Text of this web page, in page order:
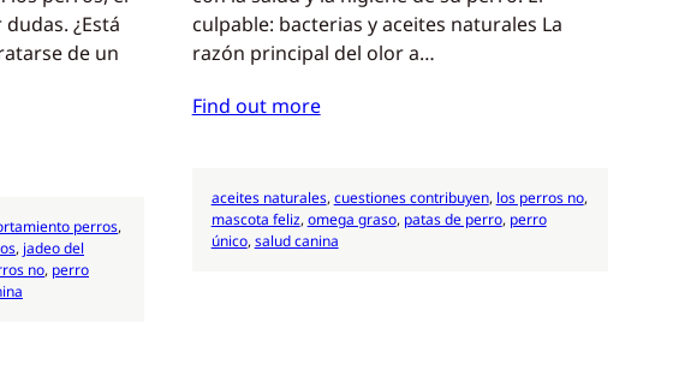
¿Está
de un
perros
, jadeo del
no, perro
culpable: bacterias y aceites naturales La
razón principal del olor a…
Find out more
aceites naturales, cuestiones contribuyen, los perros no
mascota feliz, omega graso, patas de perro, perro
único, salud canina